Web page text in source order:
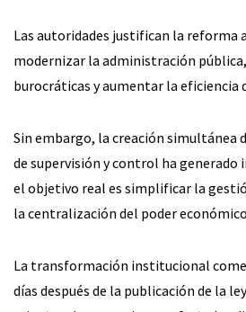
Las autoridades justifican la reforma
modernizar la administración
burocráticas y aumentar la eficiencia
Sin embargo, la creación simultánea
de supervisión y control ha
el objetivo real es simplificar la
la centralización del poder
La transformación institucional
días después de la publicación de la